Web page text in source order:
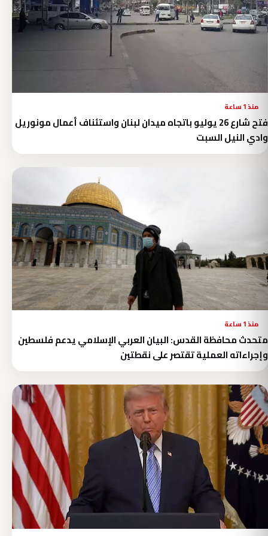
منذ 1 ساعة
فتح شارع 26 يوليو باتجاه ميدان لبنان واستئناف أعمال مونوريل
وادي النيل السبت
منذ 1 ساعة
متحدث محافظة القدس: البيان العربي الإسلامي يدعم فلسطين
وإجراءاته العملية تقتصر على نقطتين